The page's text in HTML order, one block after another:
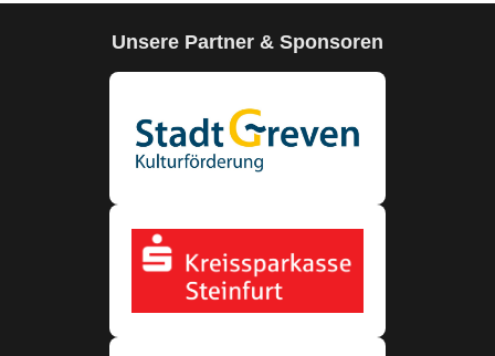
Unsere Partner & Sponsoren